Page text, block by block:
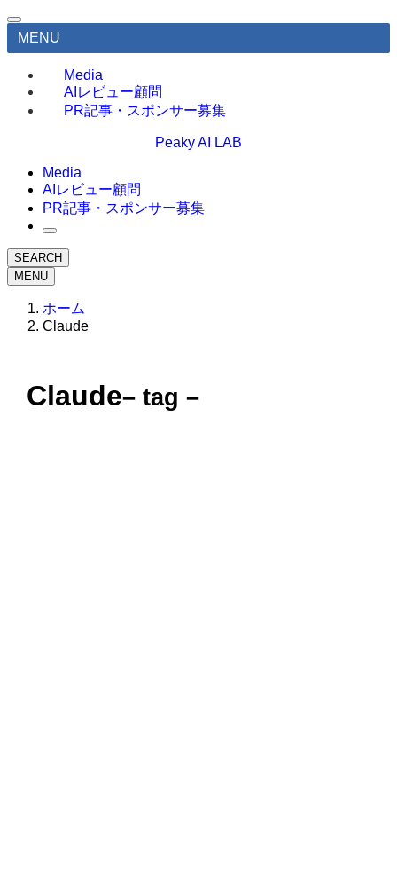
MENU
Media
AIレビュー顧問
PR記事・スポンサー募集
Peaky AI LAB
Media
AIレビュー顧問
PR記事・スポンサー募集
SEARCH
MENU
ホーム
Claude
Claude– tag –